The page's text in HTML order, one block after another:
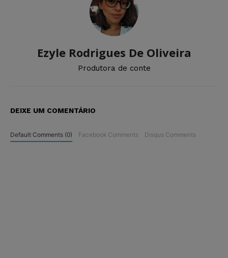
Ezyle Rodrigues De Oliveira
Produtora de conte
DEIXE UM COMENTÁRIO
Default Comments (0) Facebook Comments Disqus Comments